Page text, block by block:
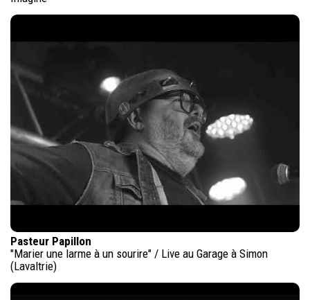
Pasteur Papillon
"Marier une larme à un sourire" / Live au Garage à Simon
(Lavaltrie)